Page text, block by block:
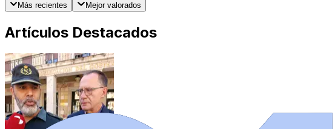
Más recientes
Mejor valorados
Artículos Destacados